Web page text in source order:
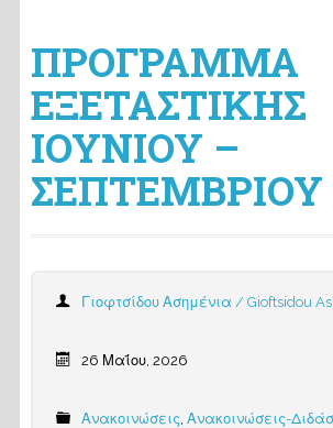
ΠΡΟΓΡΑΜΜΑ
ΕΞΕΤΑΣΤΙΚΗΣ
ΙΟΥΝΙΟΥ –
ΣΕΠΤΕΜΒΡΙΟΥ
Γιοφτσίδου Ασημένια / Gioftsidou
26 Μαΐου, 2026
Ανακοινώσεις, Ανακοινώσεις-